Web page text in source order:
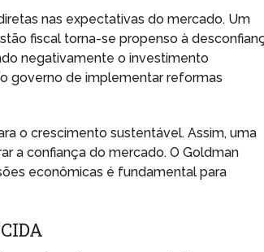
nas expectativas do mercado. Um
fiscal torna-se propenso à
negativamente o investimento
governo de implementar reformas
o crescimento sustentável. Assim, uma
a confiança do mercado. O Goldman
econômicas é fundamental para